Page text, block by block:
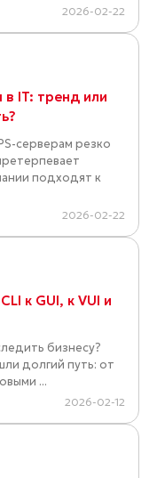
2026-02-22
в IT: тренд или
серверам резко
подходят к
2026-02-22
к GUI, к VUI и
бизнесу?
долгий путь: от
...
2026-02-12